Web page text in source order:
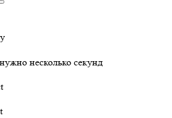
несколько секунд